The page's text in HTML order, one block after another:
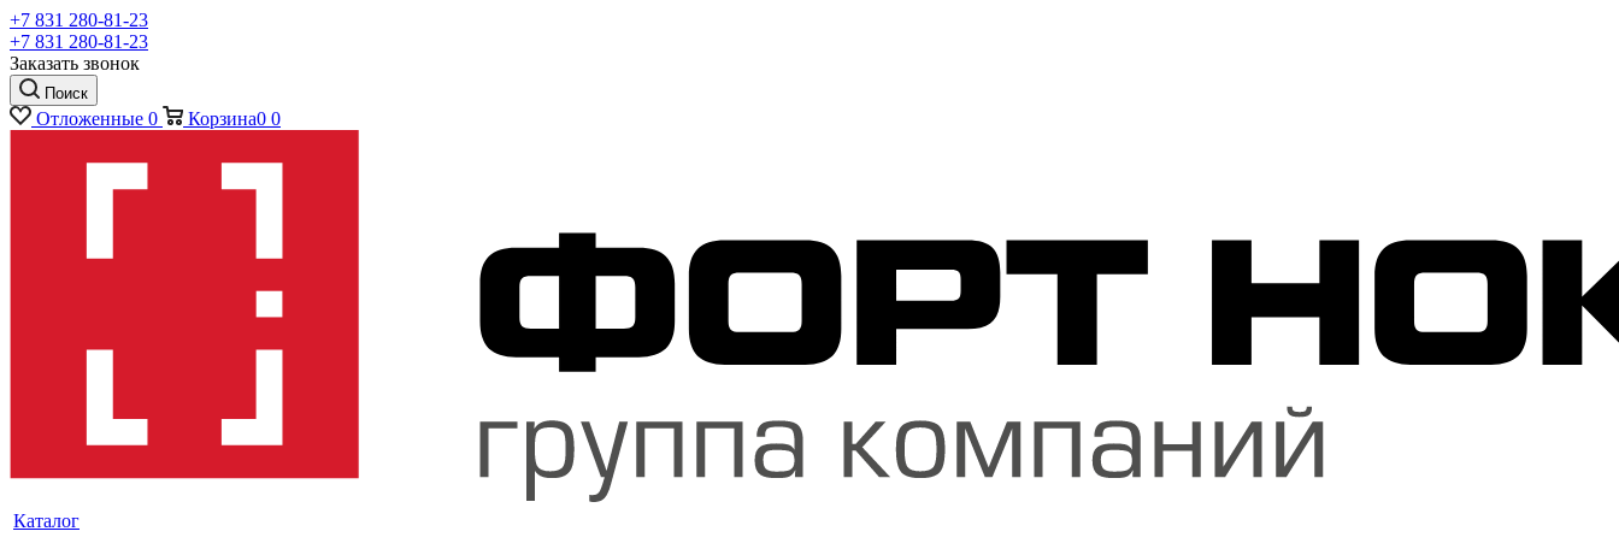
+7 831 280-81-23
+7 831 280-81-23
Заказать звонок
Поиск
Отложенные 0 Корзина0 0
Каталог